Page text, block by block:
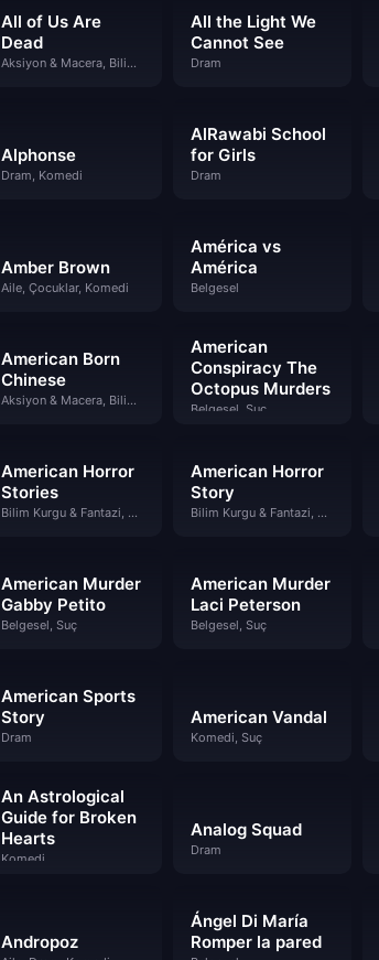
All of Us Are
Dead
Aksiyon & Macera, Bilim Kurgu & Fantazi, Dram
All the Light We
Cannot See
Dram
Alphonse
Dram, Komedi
AlRawabi School
for Girls
Dram
Amber Brown
Aile, Çocuklar, Komedi
América vs
América
Belgesel
American Born
Chinese
Aksiyon & Macera, Bilim Kurgu & Fantazi, Komedi
American
Conspiracy The
Octopus Murders
Belgesel, Suç
American Horror
Stories
Bilim Kurgu & Fantazi, Dram, Gizem
American Horror
Story
Bilim Kurgu & Fantazi, Dram, Gizem
American Murder
Gabby Petito
Belgesel, Suç
American Murder
Laci Peterson
Belgesel, Suç
American Sports
Story
Dram
American Vandal
Komedi, Suç
An Astrological
Guide for Broken
Hearts
Komedi
Analog Squad
Dram
Andropoz
Ángel Di María
Romper la pared